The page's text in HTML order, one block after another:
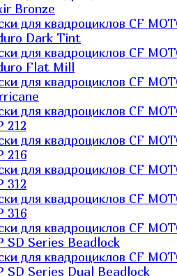
Bronze
для квадроциклов CF
Dark Tint
для квадроциклов CF
Flat Mill
для квадроциклов CF
для квадроциклов CF
212
для квадроциклов CF
216
для квадроциклов CF
312
для квадроциклов CF
316
для квадроциклов CF
SD Series Beadlock
для квадроциклов CF
SD Series Dual Beadlock